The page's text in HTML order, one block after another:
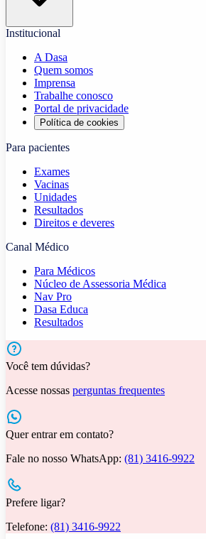
Institucional
A Dasa
Quem somos
Imprensa
Trabalhe conosco
Portal de privacidade
Política de cookies
Para pacientes
Exames
Vacinas
Unidades
Resultados
Direitos e deveres
Canal Médico
Para Médicos
Núcleo de Assessoria Médica
Nav Pro
Dasa Educa
Resultados
Você tem dúvidas?
Acesse nossas perguntas frequentes
Quer entrar em contato?
Fale no nosso WhatsApp: (81) 3416-9922
Prefere ligar?
Telefone: (81) 3416-9922